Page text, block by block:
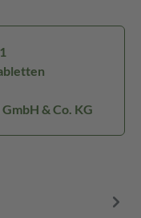
& Co. KG